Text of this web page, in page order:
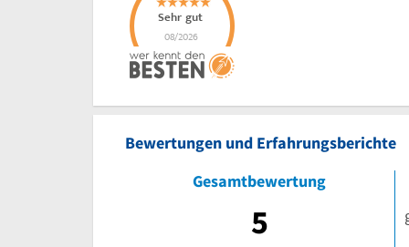
Bewertungen und Erfahrungsberichte
Gesamtbewertung
5